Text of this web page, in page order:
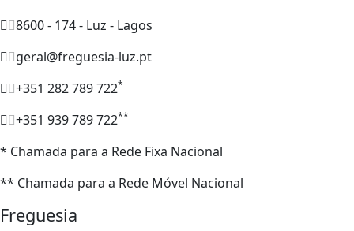
8600 - 174 - Luz - Lagos
geral@freguesia-luz.pt
+351 282 789 722*
+351 939 789 722**
* Chamada para a Rede Fixa Nacional
** Chamada para a Rede Móvel Nacional
Freguesia